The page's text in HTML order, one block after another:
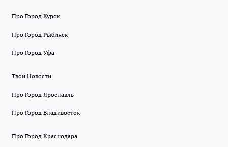
Про Город Курск
Про Город Рыбинск
Про Город Уфа
Твои Новости
Про Город Ярославль
Про Город Владивосток
Про Город Краснодара